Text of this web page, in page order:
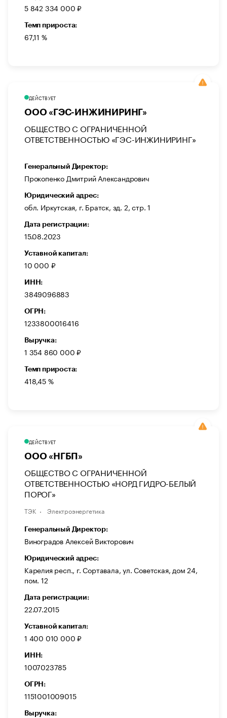
5 842 334 000 ₽
Темп прироста:
67,11 %
ДЕЙСТВУЕТ
ООО «ГЭС-ИНЖИНИРИНГ»
ОБЩЕСТВО С ОГРАНИЧЕННОЙ
ОТВЕТСТВЕННОСТЬЮ «ГЭС-ИНЖИНИРИНГ»
Генеральный Директор:
Прокопенко Дмитрий Александрович
Юридический адрес:
обл. Иркутская, г. Братск, зд. 2, стр. 1
Дата регистрации:
15.08.2023
Уставной капитал:
10 000 ₽
ИНН:
3849096883
ОГРН:
1233800016416
Выручка:
1 354 860 000 ₽
Темп прироста:
418,45 %
ДЕЙСТВУЕТ
ООО «НГБП»
ОБЩЕСТВО С ОГРАНИЧЕННОЙ
ОТВЕТСТВЕННОСТЬЮ «НОРД ГИДРО-БЕЛЫЙ
ПОРОГ»
ТЭК Электроэнергетика
Генеральный Директор:
Виноградов Алексей Викторович
Юридический адрес:
Карелия респ., г. Сортавала, ул. Советская, дом 24,
пом. 12
Дата регистрации:
22.07.2015
Уставной капитал:
1 400 010 000 ₽
ИНН:
1007023785
ОГРН:
1151001009015
Выручка: